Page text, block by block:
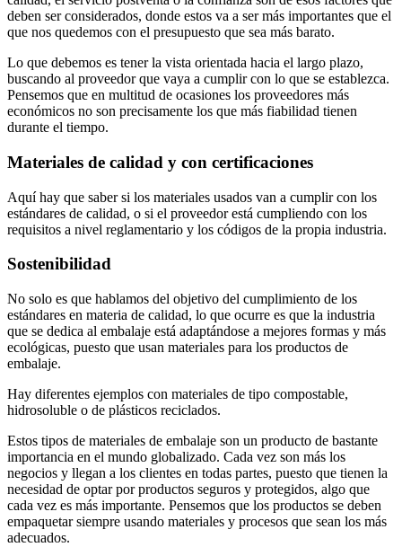
deben ser considerados, donde estos va a ser más importantes que el
que nos quedemos con el presupuesto que sea más barato.
Lo que debemos es tener la vista orientada hacia el largo plazo,
buscando al proveedor que vaya a cumplir con lo que se establezca.
Pensemos que en multitud de ocasiones los proveedores más
económicos no son precisamente los que más fiabilidad tienen
durante el tiempo.
Materiales de calidad y con certificaciones
Aquí hay que saber si los materiales usados van a cumplir con los
estándares de calidad, o si el proveedor está cumpliendo con los
requisitos a nivel reglamentario y los códigos de la propia industria.
Sostenibilidad
No solo es que hablamos del objetivo del cumplimiento de los
estándares en materia de calidad, lo que ocurre es que la industria
que se dedica al embalaje está adaptándose a mejores formas y más
ecológicas, puesto que usan materiales para los productos de
embalaje.
Hay diferentes ejemplos con materiales de tipo compostable,
hidrosoluble o de plásticos reciclados.
Estos tipos de materiales de embalaje son un producto de bastante
importancia en el mundo globalizado. Cada vez son más los
negocios y llegan a los clientes en todas partes, puesto que tienen la
necesidad de optar por productos seguros y protegidos, algo que
cada vez es más importante. Pensemos que los productos se deben
empaquetar siempre usando materiales y procesos que sean los más
adecuados.